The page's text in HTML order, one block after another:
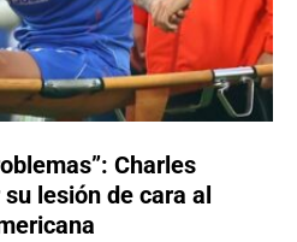
Charles
lesión de cara al